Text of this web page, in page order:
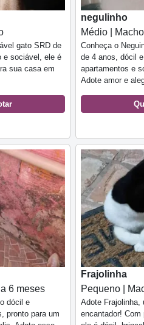
gato SRD de
e sociável, ele é
sua casa em
negulinho
Médio |
Conheça o
de 4 anos, dócil
apartamentos e
Adote amor e
6 meses
dócil e
pronto para um
Frajolinha
Pequeno |
Adote Frajolinha,
encantador! Com